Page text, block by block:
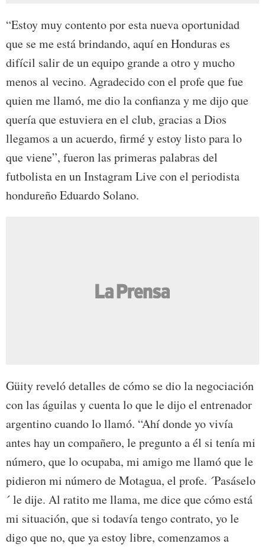
“Estoy muy contento por esta nueva oportunidad
que se me está brindando, aquí en Honduras es
difícil salir de un equipo grande a otro y mucho
menos al vecino. Agradecido con el profe que fue
quien me llamó, me dio la confianza y me dijo que
quería que estuviera en el club, gracias a Dios
llegamos a un acuerdo, firmé y estoy listo para lo
que viene”, fueron las primeras palabras del
futbolista en un Instagram Live con el periodista
hondureño Eduardo Solano.
Güity reveló detalles de cómo se dio la negociación
con las águilas y cuenta lo que le dijo el entrenador
argentino cuando lo llamó. “Ahí donde yo vivía
antes hay un compañero, le pregunto a él si tenía mi
número, que lo ocupaba, mi amigo me llamó que le
pidieron mi número de Motagua, el profe. ´Pasáselo
´ le dije. Al ratito me llama, me dice que cómo está
mi situación, que si todavía tengo contrato, yo le
digo que no, que ya estoy libre, comenzamos a